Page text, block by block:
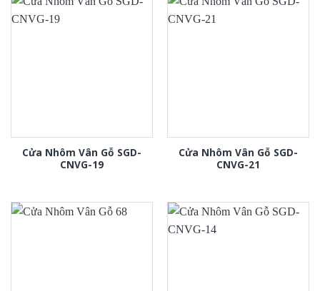
Cửa Nhôm Vân Gỗ SGD-
CNVG-19
Cửa Nhôm Vân Gỗ SGD-
CNVG-21